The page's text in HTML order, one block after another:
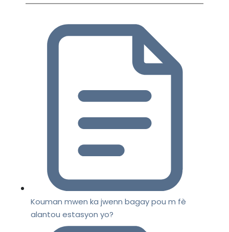
Kouman mwen ka jwenn bagay pou m fè
alantou estasyon yo?